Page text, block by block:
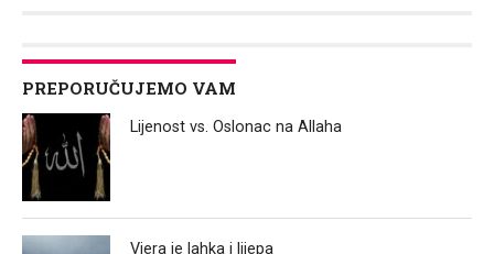
PREPORUČUJEMO VAM
Lijenost vs. Oslonac na Allaha
Vjera je lahka i lijepa